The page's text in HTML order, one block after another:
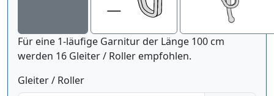
Für eine 1-läufige Garnitur der Länge 100 cm
werden 16 Gleiter / Roller empfohlen.
Gleiter / Roller